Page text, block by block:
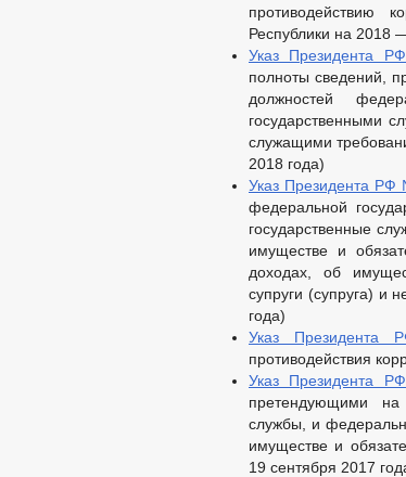
противодействию
Республики на 2018
Указ Президента
полноты сведений,
должностей
государственными
служащими
2018 года)
Указ Президента
федеральной
государственные
имуществе и
доходах, об
супруги (супруга) и
года)
Указ
противодействия
Указ Президента
претендующими на
службы, и
имуществе и
19 сентября 2017